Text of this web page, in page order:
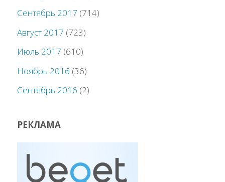
Сентябрь 2017 (714)
Август 2017 (723)
Июль 2017 (610)
Ноябрь 2016 (36)
Сентябрь 2016 (2)
РЕКЛАМА